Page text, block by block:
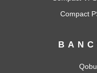
Compact